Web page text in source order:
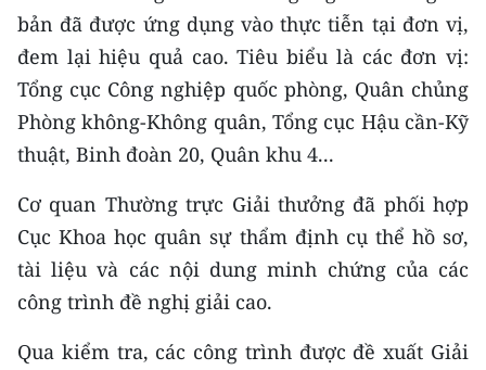
bản đã được ứng dụng vào thực tiễn tại đơn vị,
đem lại hiệu quả cao. Tiêu biểu là các đơn vị:
Tổng cục Công nghiệp quốc phòng, Quân chủng
Phòng không-Không quân, Tổng cục Hậu cần-Kỹ
thuật, Binh đoàn 20, Quân khu 4...
Cơ quan Thường trực Giải thưởng đã phối hợp
Cục Khoa học quân sự thẩm định cụ thể hồ sơ,
tài liệu và các nội dung minh chứng của các
công trình đề nghị giải cao.
Qua kiểm tra, các công trình được đề xuất Giải